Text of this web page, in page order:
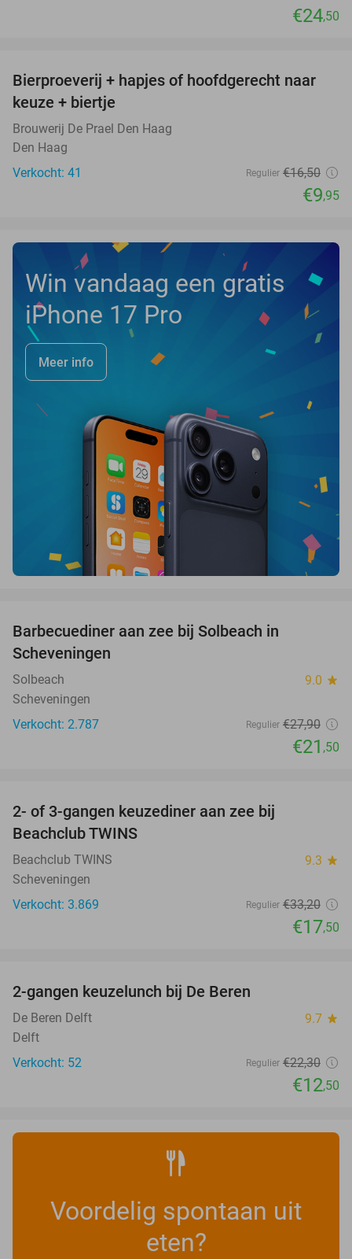
€24,50
40%
NEW
TODAY
Bierproeverij + hapjes of hoofdgerecht naar
keuze + biertje
Brouwerij De Prael Den Haag
Den Haag
Verkocht: 41
Regulier €16,50
€9,95
Win vandaag een gratis
iPhone 17 Pro
Meer info
Barbecuediner aan zee bij Solbeach in
Scheveningen
Solbeach 9.0 star
Scheveningen
Verkocht: 2.787
Regulier €27,90
€21 ,50
2- of 3-gangen keuzediner aan zee bij
Beachclub TWINS
Beachclub TWINS 9.3 star
Scheveningen
Verkocht: 3.869
Regulier €33,20
€17,50
NEW
TODAY
2-gangen keuzelunch bij De Beren
De Beren Delft 9.7 star
Delft
Verkocht: 52
Regulier €22,30
€12,50
Voordelig spontaan uit
eten?